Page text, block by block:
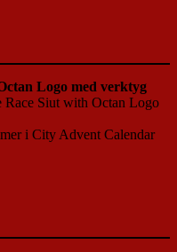
Logo med verktyg
Race Siut with Octan Logo
i City Advent Calendar